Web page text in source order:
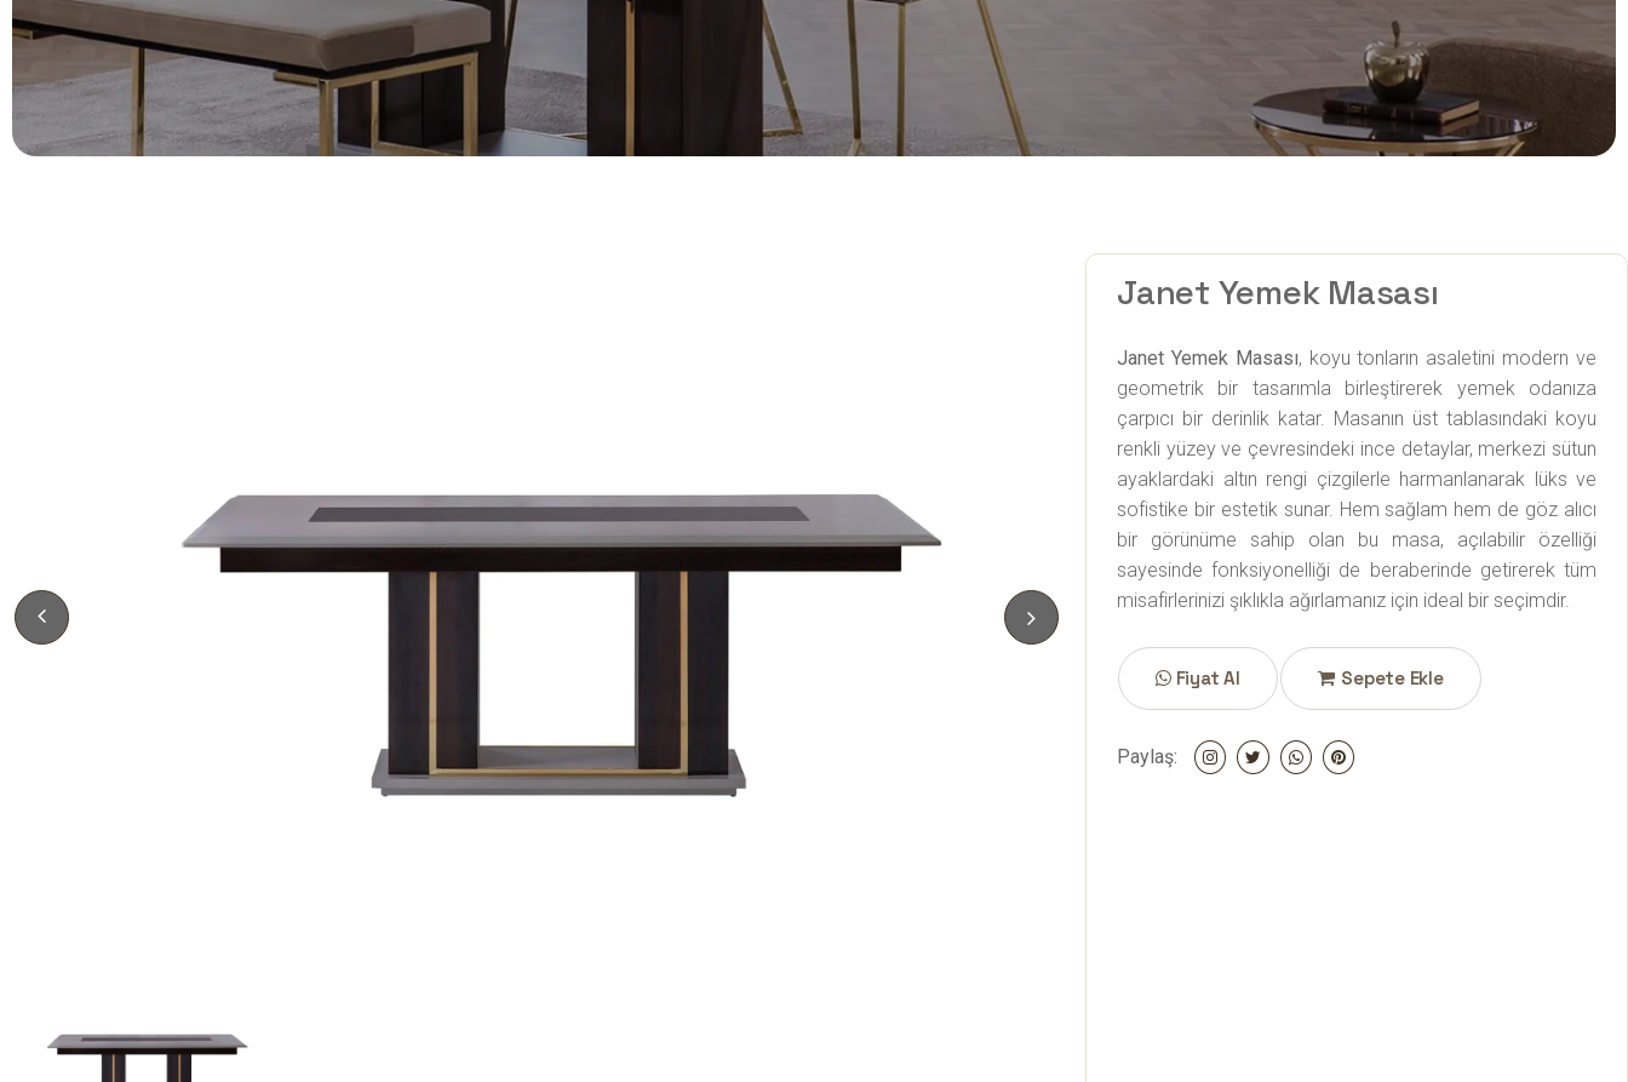
Janet Yemek Masası
Janet Yemek Masası, koyu tonların asaletini modern ve
geometrik bir tasarımla birleştirerek yemek odanıza
çarpıcı bir derinlik katar. Masanın üst tablasındaki koyu
renkli yüzey ve çevresindeki ince detaylar, merkezi sütun
ayaklardaki altın rengi çizgilerle harmanlanarak lüks ve
sofistike bir estetik sunar. Hem sağlam hem de göz alıcı
bir görünüme sahip olan bu masa, açılabilir özelliği
sayesinde fonksiyonelliği de beraberinde getirerek tüm
misafirlerinizi şıklıkla ağırlamanız için ideal bir seçimdir.
Fiyat Al Sepete Ekle
Paylaş: